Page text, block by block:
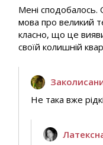
Мені сподобалось.
мова про великий
класно, що це
своїй колишній
Не така вже